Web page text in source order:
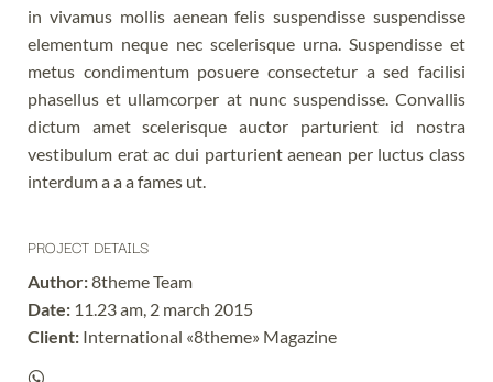
in vivamus mollis aenean felis suspendisse suspendisse
elementum neque nec scelerisque urna. Suspendisse et
metus condimentum posuere consectetur a sed facilisi
phasellus et ullamcorper at nunc suspendisse. Convallis
dictum amet scelerisque auctor parturient id nostra
vestibulum erat ac dui parturient aenean per luctus class
interdum a a a fames ut.
PROJECT DETAILS
Author:8theme Team
Date: 11.23 am, 2 march 2015
Client: International «8theme» Magazine